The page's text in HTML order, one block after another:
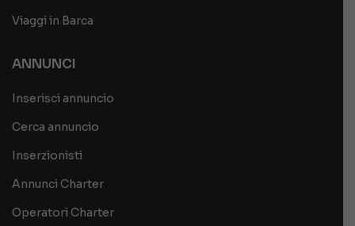
Viaggi in Barca
ANNUNCI
Inserisci annuncio
Cerca annuncio
Inserzionisti
Annunci Charter
Operatori Charter